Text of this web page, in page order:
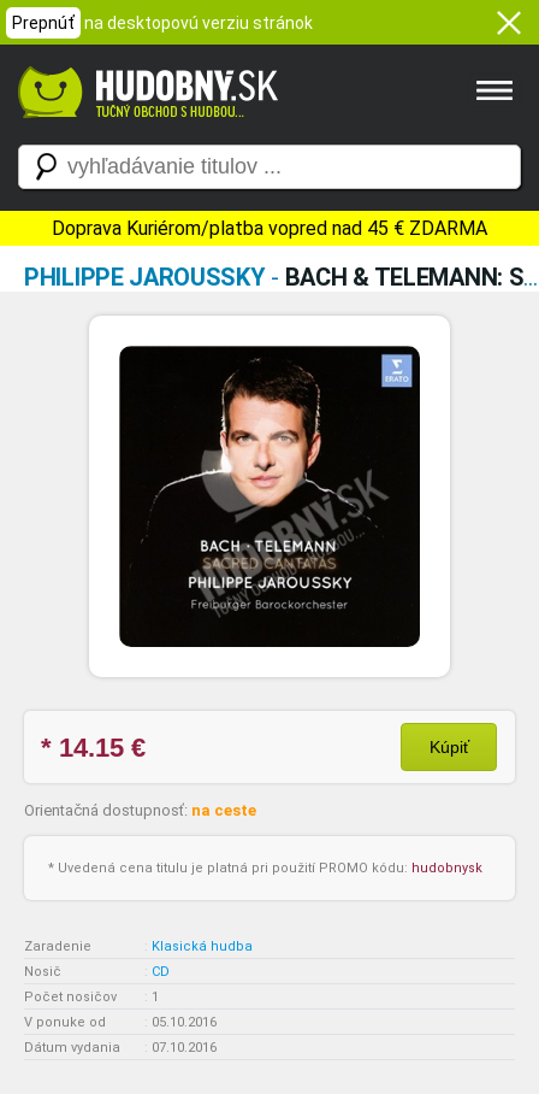
Prepnúť na desktopovú verziu stránok
Doprava Kuriérom/platba vopred nad 45 € ZDARMA
PHILIPPE JAROUSSKY- BACH & TELEMANN: SACRED CANTATAS (CD+DVD)
* 14.15 € Kúpiť
Orientačná dostupnosť: na ceste
* Uvedená cena titulu je platná pri použití PROMO kódu: hudobnysk
Zaradenie : Klasická hudba
Nosič
: CD
Počet nosičov
: 1
V ponuke od
: 05.10.2016
Dátum vydania
: 07.10.2016